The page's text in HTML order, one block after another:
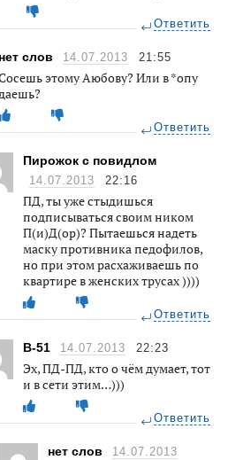
Ответить
нет слов 14.07.2013 21:55
этому Аюбову? Или в *опу
Ответить
Пирожок с повидлом
14.07.2013 22:16
ПД, ты уже стыдишься
подписываться своим ником
П(и)Д(ор)? Пытаешься надеть
маску противника педофилов,
но при этом расхаживаешь по
квартире в женских трусах ))))
Ответить
В-51 14.07.2013 22:23
Эх, ПД-ПД, кто о чём думает, тот
и в сети этим…)))
Ответить
нет слов
14.07.2013